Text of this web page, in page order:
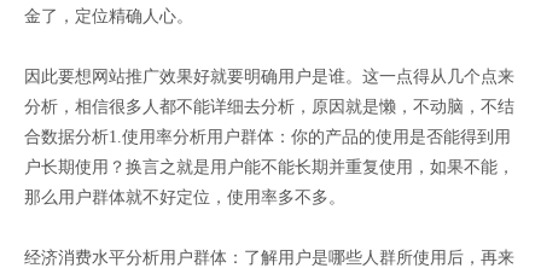
金了，定位精确人心。
因此要想网站推广效果好就要明确用户是谁。这一点得从几个点来
分析，相信很多人都不能详细去分析，原因就是懒，不动脑，不结
合数据分析1.使用率分析用户群体：你的产品的使用是否能得到用
户长期使用？换言之就是用户能不能长期并重复使用，如果不能，
那么用户群体就不好定位，使用率多不多。
经济消费水平分析用户群体：了解用户是哪些人群所使用后，再来